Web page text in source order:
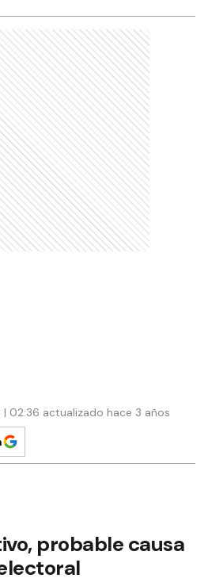
02:36 actualizado hace 3 años
probable causa